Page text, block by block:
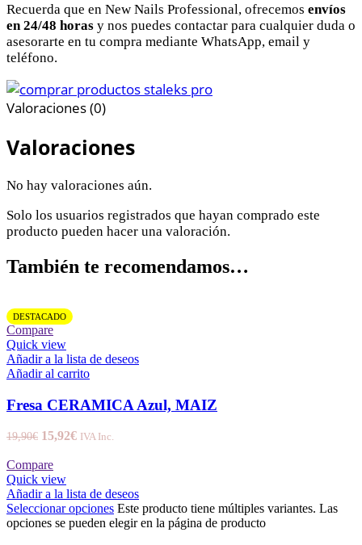
Recuerda que en New Nails Professional, ofrecemos envíos
en 24/48 horas y nos puedes contactar para cualquier duda o
asesorarte en tu compra mediante WhatsApp, email y
teléfono.
Valoraciones (0)
Valoraciones
No hay valoraciones aún.
Solo los usuarios registrados que hayan comprado este
producto pueden hacer una valoración.
También te recomendamos…
DESTACADO
Compare
Quick view
Añadir a la lista de deseos
Añadir al carrito
Fresa CERAMICA Azul, MAIZ
19,90€ 15,92€ IVA Inc.
Compare
Quick view
Añadir a la lista de deseos
Seleccionar opciones Este producto tiene múltiples variantes. Las
opciones se pueden elegir en la página de producto